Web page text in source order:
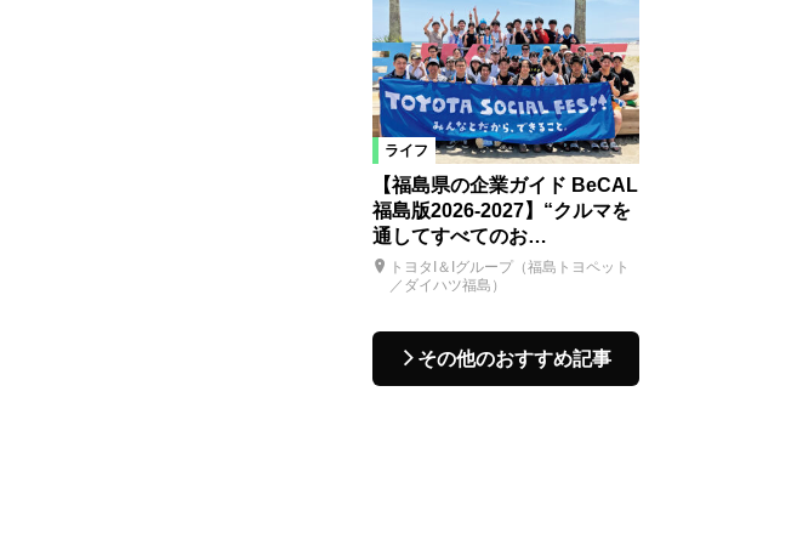
ライフ
【福島県の企業ガイド BeCAL
福島版2026-2027】“クルマを
通してすべてのお…
トヨタI＆Iグループ（福島トヨペット
／ダイハツ福島）
その他のおすすめ記事